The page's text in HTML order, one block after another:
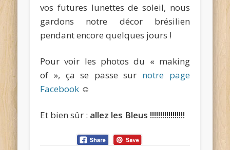
vos futures lunettes de soleil, nous
gardons notre décor brésilien
pendant encore quelques jours !
Pour voir les photos du « making
of », ça se passe sur notre page
Facebook ☺
Et bien sûr : allez les Bleus !!!!!!!!!!!!!!!!!